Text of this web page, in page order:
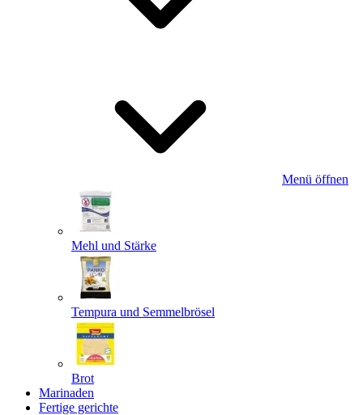
Menü öffnen
Mehl und Stärke
Tempura und Semmelbrösel
Brot
Marinaden
Fertige gerichte